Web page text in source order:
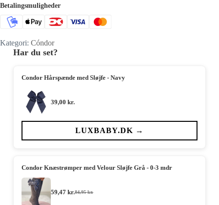
Betalingsmuligheder
Kategori: Cóndor
Har du set?
Condor Hårspænde med Sløjfe - Navy
39,00 kr.
LUXBABY.DK →
Condor Knæstrømper med Velour Sløjfe Grå - 0-3 mdr
84,95kr.
Den
59,47 kr.Den